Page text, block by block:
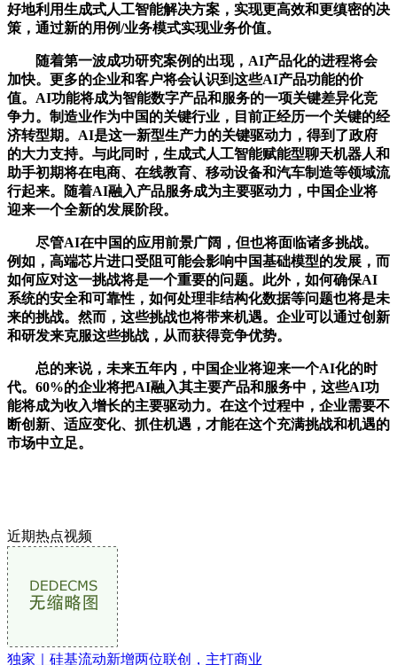
好地利用生成式人工智能解决方案，实现更高效和更缜密的决
策，通过新的用例/业务模式实现业务价值。
随着第一波成功研究案例的出现，AI产品化的进程将会
加快。更多的企业和客户将会认识到这些AI产品功能的价
值。AI功能将成为智能数字产品和服务的一项关键差异化竞
争力。制造业作为中国的关键行业，目前正经历一个关键的经
济转型期。AI是这一新型生产力的关键驱动力，得到了政府
的大力支持。与此同时，生成式人工智能赋能型聊天机器人和
助手初期将在电商、在线教育、移动设备和汽车制造等领域流
行起来。随着AI融入产品服务成为主要驱动力，中国企业将
迎来一个全新的发展阶段。
尽管AI在中国的应用前景广阔，但也将面临诸多挑战。
例如，高端芯片进口受阻可能会影响中国基础模型的发展，而
如何应对这一挑战将是一个重要的问题。此外，如何确保AI
系统的安全和可靠性，如何处理非结构化数据等问题也将是未
来的挑战。然而，这些挑战也将带来机遇。企业可以通过创新
和研发来克服这些挑战，从而获得竞争优势。
总的来说，未来五年内，中国企业将迎来一个AI化的时
代。60%的企业将把AI融入其主要产品和服务中，这些AI功
能将成为收入增长的主要驱动力。在这个过程中，企业需要不
断创新、适应变化、抓住机遇，才能在这个充满挑战和机遇的
市场中立足。
近期热点视频
独家｜硅基流动新增两位联创，主打商业